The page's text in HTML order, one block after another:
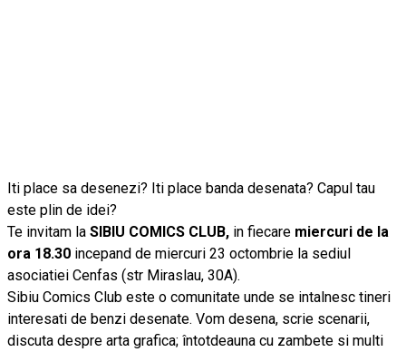
Iti place sa desenezi? Iti place banda desenata? Capul tau
este plin de idei?
Te invitam la SIBIU COMICS CLUB, in fiecare miercuri de la
ora 18.30 incepand de miercuri 23 octombrie la sediul
asociatiei Cenfas (str Miraslau, 30A).
Sibiu Comics Club este o comunitate unde se intalnesc tineri
interesati de benzi desenate. Vom desena, scrie scenarii,
discuta despre arta grafica; întotdeauna cu zambete si multi